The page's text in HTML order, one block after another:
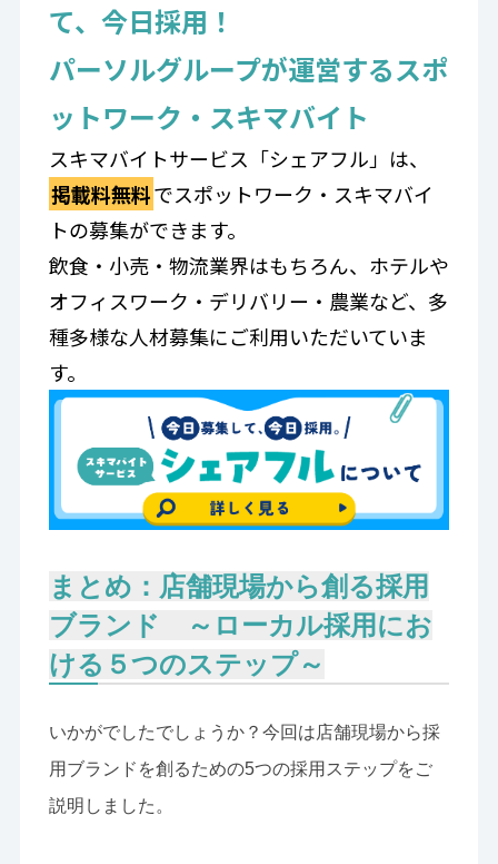
て、今日採用！
パーソルグループが運営するスポ
ットワーク・スキマバイト
スキマバイトサービス「シェアフル」は、
掲載料無料でスポットワーク・スキマバイ
トの募集ができます。
飲食・小売・物流業界はもちろん、ホテルや
オフィスワーク・デリバリー・農業など、多
種多様な人材募集にご利用いただいていま
す。
まとめ：店舗現場から創る採用
ブランド ～ローカル採用にお
ける５つのステップ～
いかがでしたでしょうか？今回は店舗現場から採
用ブランドを創るための5つの採用ステップをご
説明しました。